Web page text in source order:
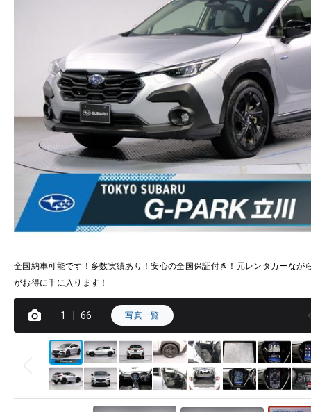
全国納車可能です！多数実績あり！安心の全国保証付き！元レンタカーなが
がお得に手に入ります！
1 66 写真一覧